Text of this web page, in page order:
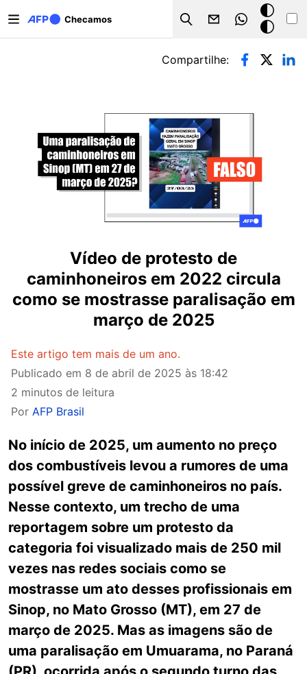
Checamos
Search
Modo
escuro
Abas primárias
Compartilhe:
Vídeo de protesto de
caminhoneiros em 2022 circula
como se mostrasse paralisação em
março de 2025
Este artigo tem mais de um ano.
Publicado em 8 de abril de 2025 às 18:42
2 minutos de leitura
Por AFP Brasil
No início de 2025, um aumento no preço
dos combustíveis levou a rumores de uma
possível greve de caminhoneiros no país.
Nesse contexto, um trecho de uma
reportagem sobre um protesto da
categoria foi visualizado mais de 250 mil
vezes nas redes sociais como se
mostrasse um ato desses profissionais em
Sinop, no Mato Grosso (MT), em 27 de
março de 2025. Mas as imagens são de
uma paralisação em Umuarama, no Paraná